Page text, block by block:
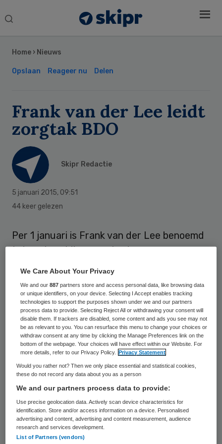
Search
Home › Nieuws
Opslaan Reageer nu Delen
Frank van der Lee leidt
zorgtak BDO
Skipr Redactie
5 januari 2015, 09:51
44 keer gelezen
Per 1 januari is Frank van der Lee benoemd
tot partner bij accountants- en
verantwoordelijk voor BDO Consultants
Zorg.
Dit heeftBDO op 2 januari bekend gemaakt
Adviestrajecten
Frank van der Lee werkt sinds 1992 als
accountant en adviseur. Hij leidde onder
andere de zorgpraktijk van Deloitte in
Midden-, Oost- en Noord-Nederland. Sinds
2012 werkt hij voor BDO Consultants Zorg.
Sidebar
We Care About Your Privacy
We and our887 partners store and access personal data, like browsing data
or unique identifiers, on your device. Selecting I Accept enables tracking
technologies to support the purposes shown under we and our partners
process data to provide. Selecting Reject All or withdrawing your consent will
disable them. If trackers are disabled, some content and ads you see may not
be as relevant to you. You can resurface this menu to change your choices or
withdraw consent at any time by clicking the Manage Preferences link on the
bottom of the webpage. Your choices will have effect within our Website. For
more details, refer to our Privacy Policy.
Privacy Statement
Would you rather not? Then we only place essential and statistical cookies,
these do not record any data about you as a person
We and our partners process data to provide:
Use precise geolocation data. Actively scan device characteristics for
identification. Store and/or access information on a device. Personalised
advertising and content, advertising and content measurement, audience
research and services development.
List of Partners (vendors)